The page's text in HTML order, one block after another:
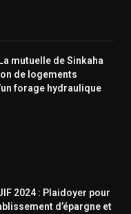
mutuelle de Sinkaha
de logements
forage hydraulique
2024 : Plaidoyer pour
d’épargne et